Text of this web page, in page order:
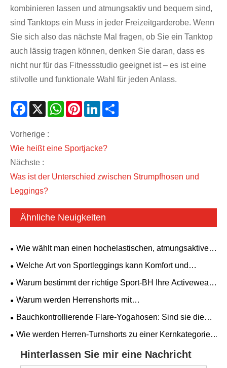
kombinieren lassen und atmungsaktiv und bequem sind,
sind Tanktops ein Muss in jeder Freizeitgarderobe. Wenn
Sie sich also das nächste Mal fragen, ob Sie ein Tanktop
auch lässig tragen können, denken Sie daran, dass es
nicht nur für das Fitnessstudio geeignet ist – es ist eine
stilvolle und funktionale Wahl für jeden Anlass.
Facebook
X WhatsAppPinterestLinkedIn
Vorherige :
Wie heißt eine Sportjacke?
Nächste :
Was ist der Unterschied zwischen Strumpfhosen und
Leggings?
Ähnliche Neuigkeiten
Wie wählt man einen hochelastischen, atmungsaktiven
Yoga-Body aus? Ein rückenfreies Modell mit
Welche Art von Sportleggings kann Komfort und
Ästhetik vereinen?
Warum bestimmt der richtige Sport-BH Ihre Activewear-
Performance?
Warum werden Herrenshorts mit
Reißverschlusstaschen zu einem Must-Have für moderne
Bauchkontrollierende Flare-Yogahosen: Sind sie die
perfekte Kombination aus Komfort und Stil?
Wie werden Herren-Turnshorts zu einer Kernkategorie
Hinterlassen Sie mir eine Nachricht